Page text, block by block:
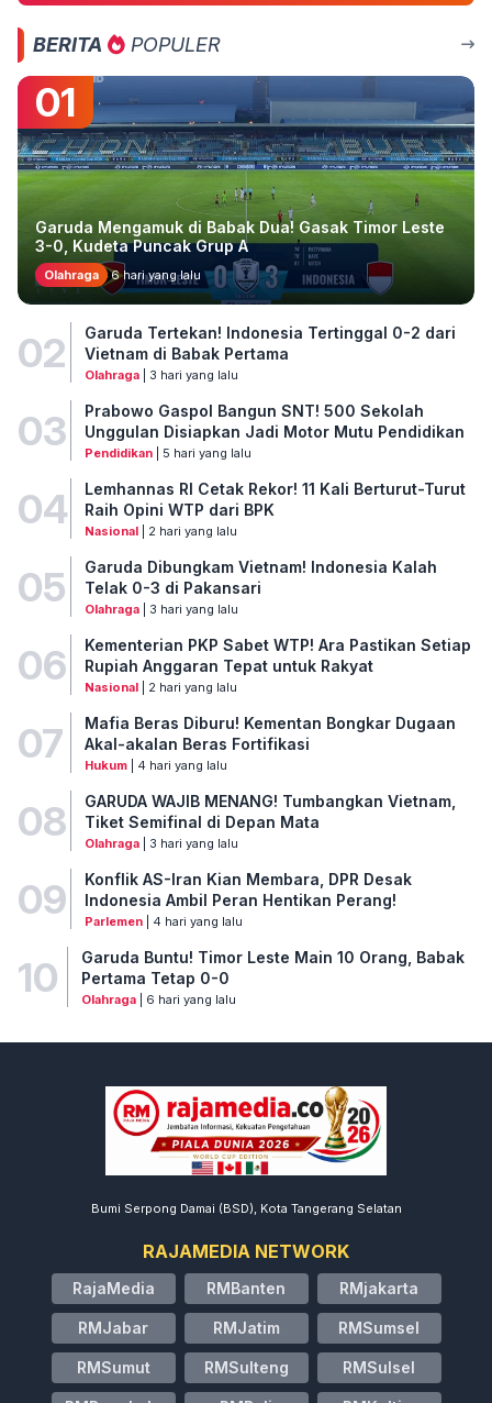
BERITA POPULER
01
Garuda Mengamuk di Babak Dua! Gasak Timor Leste
3-0, Kudeta Puncak Grup A
Olahraga 6 hari yang lalu
02
Garuda Tertekan! Indonesia Tertinggal 0-2 dari
Vietnam di Babak Pertama
Olahraga| 3 hari yang lalu
03
Prabowo Gaspol Bangun SNT! 500 Sekolah
Unggulan Disiapkan Jadi Motor Mutu Pendidikan
Pendidikan| 5 hari yang lalu
04
Lemhannas RI Cetak Rekor! 11 Kali Berturut-Turut
Raih Opini WTP dari BPK
Nasional| 2 hari yang lalu
05
Garuda Dibungkam Vietnam! Indonesia Kalah
Telak 0-3 di Pakansari
Olahraga| 3 hari yang lalu
06
Kementerian PKP Sabet WTP! Ara Pastikan Setiap
Rupiah Anggaran Tepat untuk Rakyat
Nasional| 2 hari yang lalu
07
Mafia Beras Diburu! Kementan Bongkar Dugaan
Akal-akalan Beras Fortifikasi
Hukum| 4 hari yang lalu
08
GARUDA WAJIB MENANG! Tumbangkan Vietnam,
Tiket Semifinal di Depan Mata
Olahraga| 3 hari yang lalu
09
Konflik AS-Iran Kian Membara, DPR Desak
Indonesia Ambil Peran Hentikan Perang!
Parlemen| 4 hari yang lalu
10
Garuda Buntu! Timor Leste Main 10 Orang, Babak
Pertama Tetap 0-0
Olahraga| 6 hari yang lalu
Bumi Serpong Damai (BSD), Kota Tangerang Selatan
RAJAMEDIA NETWORK
RajaMedia RMBanten RMjakarta
RMJabar RMJatim RMSumsel
RMSumut RMSulteng RMSulsel